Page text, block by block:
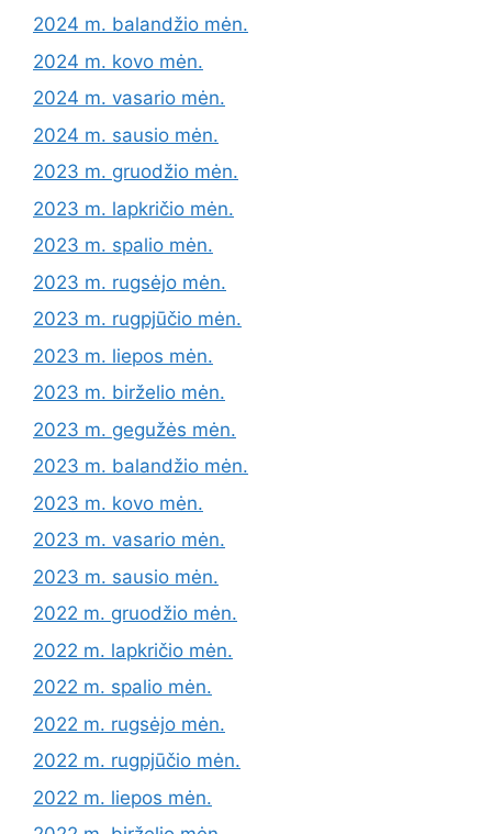
2024 m. balandžio mėn.
2024 m. kovo mėn.
2024 m. vasario mėn.
2024 m. sausio mėn.
2023 m. gruodžio mėn.
2023 m. lapkričio mėn.
2023 m. spalio mėn.
2023 m. rugsėjo mėn.
2023 m. rugpjūčio mėn.
2023 m. liepos mėn.
2023 m. birželio mėn.
2023 m. gegužės mėn.
2023 m. balandžio mėn.
2023 m. kovo mėn.
2023 m. vasario mėn.
2023 m. sausio mėn.
2022 m. gruodžio mėn.
2022 m. lapkričio mėn.
2022 m. spalio mėn.
2022 m. rugsėjo mėn.
2022 m. rugpjūčio mėn.
2022 m. liepos mėn.